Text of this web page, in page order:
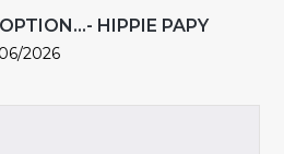
HIPPIE PAPY
2026